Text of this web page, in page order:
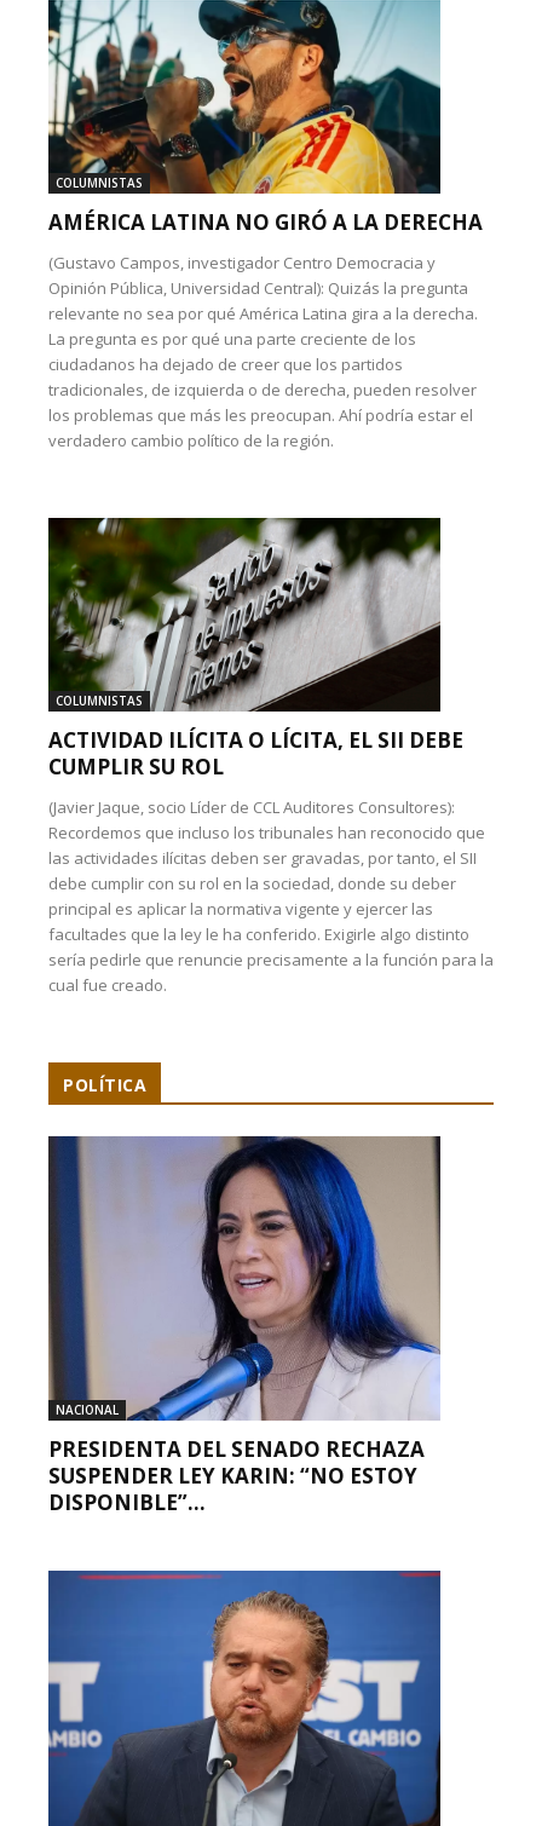
COLUMNISTAS
AMÉRICA LATINA NO GIRÓ A LA DERECHA
(Gustavo Campos, investigador Centro Democracia y
Opinión Pública, Universidad Central): Quizás la pregunta
relevante no sea por qué América Latina gira a la derecha.
La pregunta es por qué una parte creciente de los
ciudadanos ha dejado de creer que los partidos
tradicionales, de izquierda o de derecha, pueden resolver
los problemas que más les preocupan. Ahí podría estar el
verdadero cambio político de la región.
COLUMNISTAS
ACTIVIDAD ILÍCITA O LÍCITA, EL SII DEBE
CUMPLIR SU ROL
(Javier Jaque, socio Líder de CCL Auditores Consultores):
Recordemos que incluso los tribunales han reconocido que
las actividades ilícitas deben ser gravadas, por tanto, el SII
debe cumplir con su rol en la sociedad, donde su deber
principal es aplicar la normativa vigente y ejercer las
facultades que la ley le ha conferido. Exigirle algo distinto
sería pedirle que renuncie precisamente a la función para la
cual fue creado.
POLÍTICA
NACIONAL
PRESIDENTA DEL SENADO RECHAZA
SUSPENDER LEY KARIN: “NO ESTOY
DISPONIBLE”...